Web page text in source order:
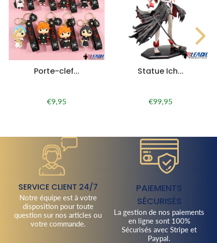
Porte-clef...
Prix
€9,95
Statue Ich...
Prix
€99,95€99,95
SERVICE CLIENT 24/7
Notre équipe est à votre
disposition pour toute
question sur nos articles ou
votre commande.
PAIEMENTS
SÉCURISÉS
La gestion de nos paiements
en ligne sont 100%
Sécurisés avec Stripe et
Paypal.